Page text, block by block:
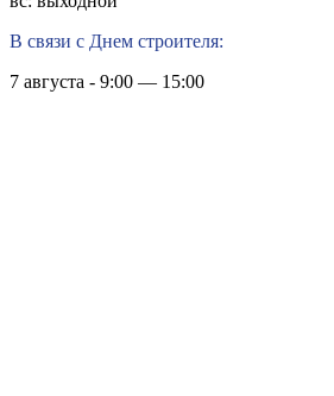
В связи с Днем строителя:
7 августа - 9:00 — 15:00